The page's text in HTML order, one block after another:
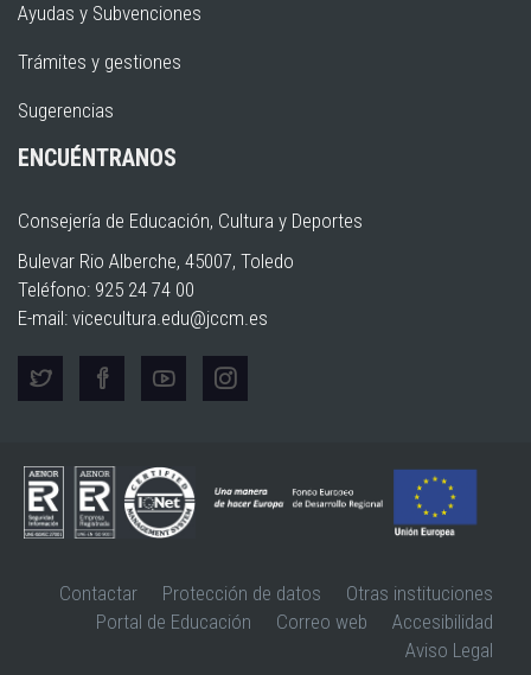
Ayudas y Subvenciones
Trámites y gestiones
Sugerencias
ENCUÉNTRANOS
Consejería de Educación, Cultura y Deportes
Bulevar Rio Alberche, 45007, Toledo
Teléfono: 925 24 74 00
E-mail: vicecultura.edu@jccm.es
Contactar Protección de datos
Otras instituciones
Portal de Educación
Correo web
Accesibilidad
Aviso Legal